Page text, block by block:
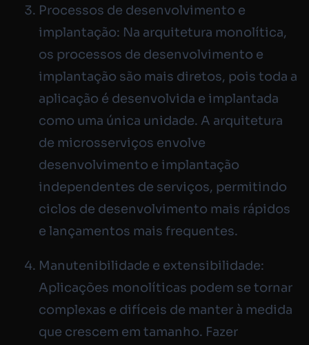
Processos de desenvolvimento e
implantação: Na arquitetura monolítica,
os processos de desenvolvimento e
implantação são mais diretos, pois toda a
aplicação é desenvolvida e implantada
como uma única unidade. A arquitetura
de microsserviços envolve
desenvolvimento e implantação
independentes de serviços, permitindo
ciclos de desenvolvimento mais rápidos
e lançamentos mais frequentes.
Manutenibilidade e extensibilidade:
Aplicações monolíticas podem se tornar
complexas e difíceis de manter à medida
que crescem em tamanho. Fazer